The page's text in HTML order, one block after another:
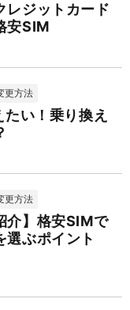
レジットカード
安SIM
更方法
い！乗り換え
更方法
介】格安SIMで
選ぶポイント